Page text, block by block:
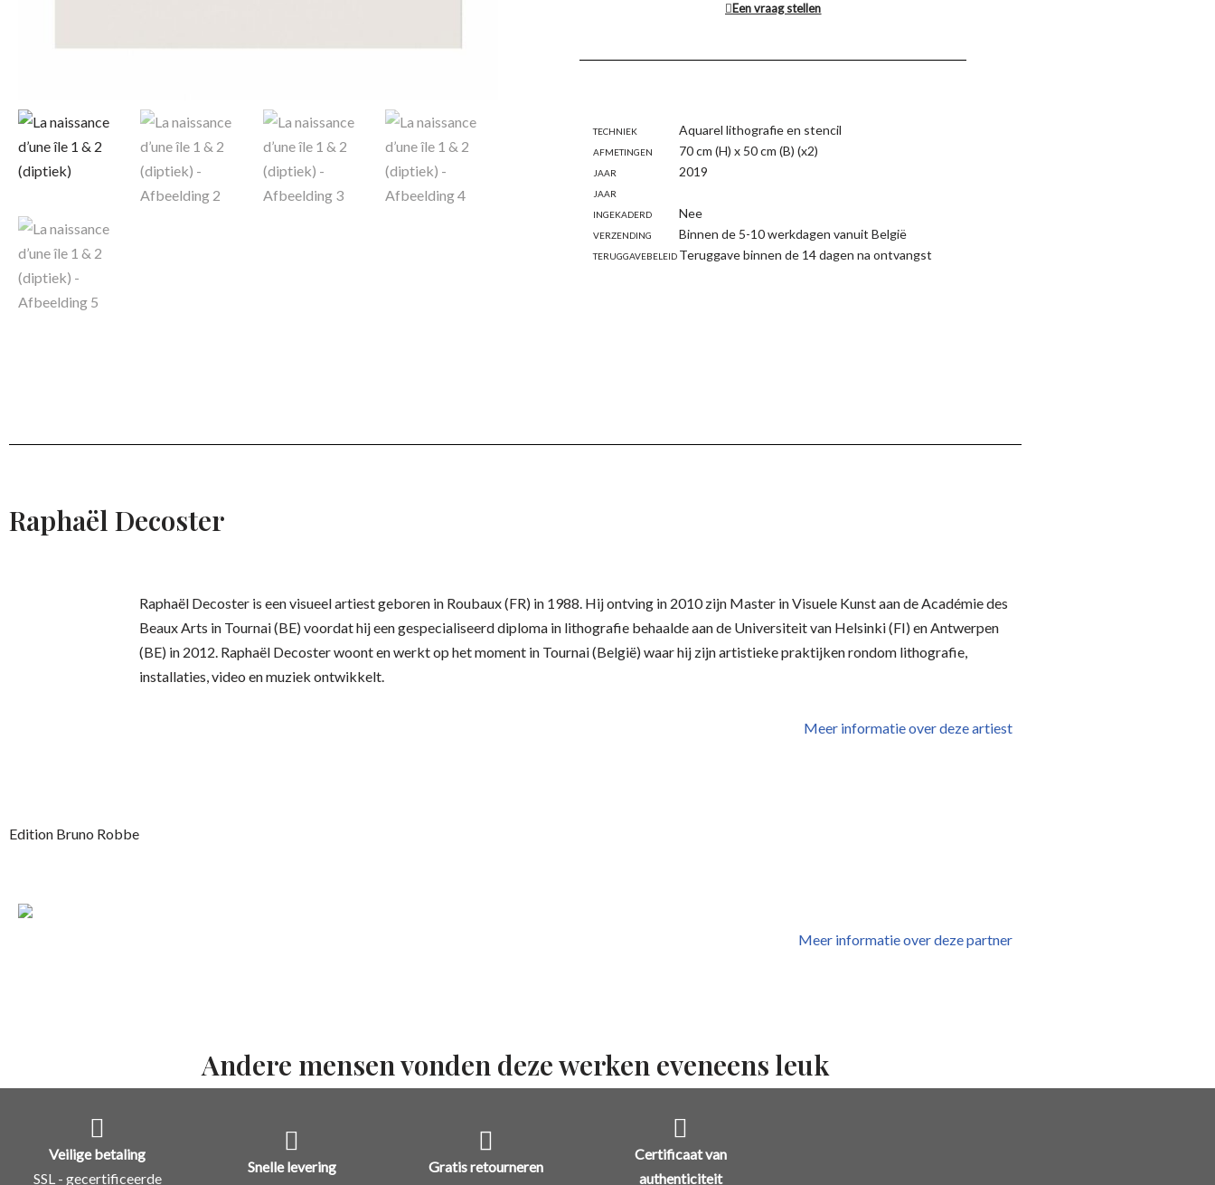
Een vraag stellen
Techniek
Aquarel lithografie en stencil
Afmetingen
70 cm (H) x 50 cm (B) (x2)
Jaar
2019
Jaar
Ingekaderd
Nee
Verzending
Binnen de 5-10 werkdagen vanuit België
TeruggavebeleidTeruggave binnen de 14 dagen na ontvangst
Raphaël Decoster
Raphaël Decoster is een visueel artiest geboren in Roubaux (FR) in 1988. Hij ontving in 2010 zijn Master in Visuele Kunst aan de Académie des
Beaux Arts in Tournai (BE) voordat hij een gespecialiseerd diploma in lithografie behaalde aan de Universiteit van Helsinki (FI) en Antwerpen
(BE) in 2012. Raphaël Decoster woont en werkt op het moment in Tournai (België) waar hij zijn artistieke praktijken rondom lithografie,
installaties, video en muziek ontwikkelt.
Meer informatie over deze artiest
Edition Bruno Robbe
Meer informatie over deze partner
Andere mensen vonden deze werken eveneens leuk
Veilige betaling
SSL - gecertificeerde
Snelle levering
Gratis retourneren
Certificaat van
authenticiteit